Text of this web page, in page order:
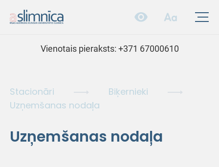
Vienotais pieraksts: +371 67000610
Stacionāri
Biķernieki
Uzņemšanas nodaļa
Uzņemšanas nodaļa